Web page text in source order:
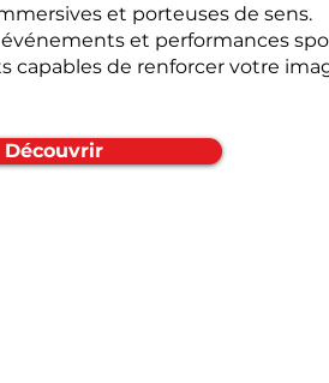
et porteuses de sens.
et performances
capables de renforcer votre
Découvrir